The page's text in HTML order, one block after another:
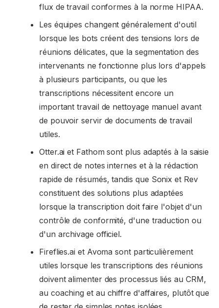
flux de travail conformes à la norme HIPAA.
Les équipes changent généralement d'outil
lorsque les bots créent des tensions lors de
réunions délicates, que la segmentation des
intervenants ne fonctionne plus lors d'appels
à plusieurs participants, ou que les
transcriptions nécessitent encore un
important travail de nettoyage manuel avant
de pouvoir servir de documents de travail
utiles.
Otter.ai et Fathom sont plus adaptés à la saisie
en direct de notes internes et à la rédaction
rapide de résumés, tandis que Sonix et Rev
constituent des solutions plus adaptées
lorsque la transcription doit faire l'objet d'un
contrôle de conformité, d'une traduction ou
d'un archivage officiel.
Fireflies.ai et Avoma sont particulièrement
utiles lorsque les transcriptions des réunions
doivent alimenter des processus liés au CRM,
au coaching et au chiffre d'affaires, plutôt que